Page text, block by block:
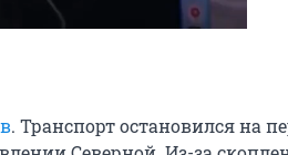
. Транспорт остановился на